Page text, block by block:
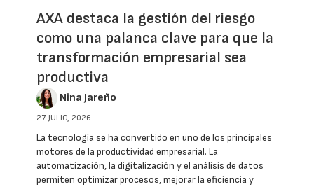
AXA destaca la gestión del riesgo
como una palanca clave para que la
transformación empresarial sea
productiva
Nina Jareño
27 JULIO, 2026
La tecnología se ha convertido en uno de los principales
motores de la productividad empresarial. La
automatización, la digitalización y el análisis de datos
permiten optimizar procesos, mejorar la eficiencia y